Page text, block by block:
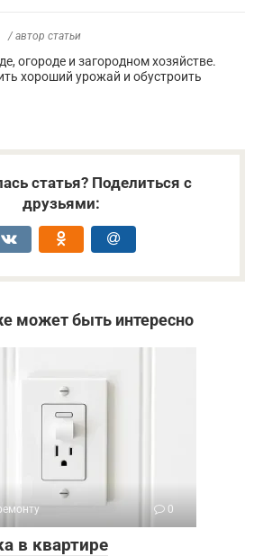
/ автор статьи
огороде и загородном хозяйстве.
хороший урожай и обустроить
статья? Поделиться с
друзьями:
может быть интересно
0
в квартире